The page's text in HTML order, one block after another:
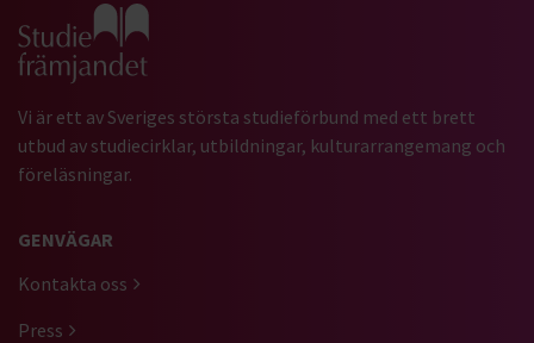
Gå till studiefrämjandets startsida
Vi är ett av Sveriges största studieförbund med ett brett
utbud av studiecirklar, utbildningar, kulturarrangemang och
föreläsningar.
GENVÄGAR
Kontakta oss
Press